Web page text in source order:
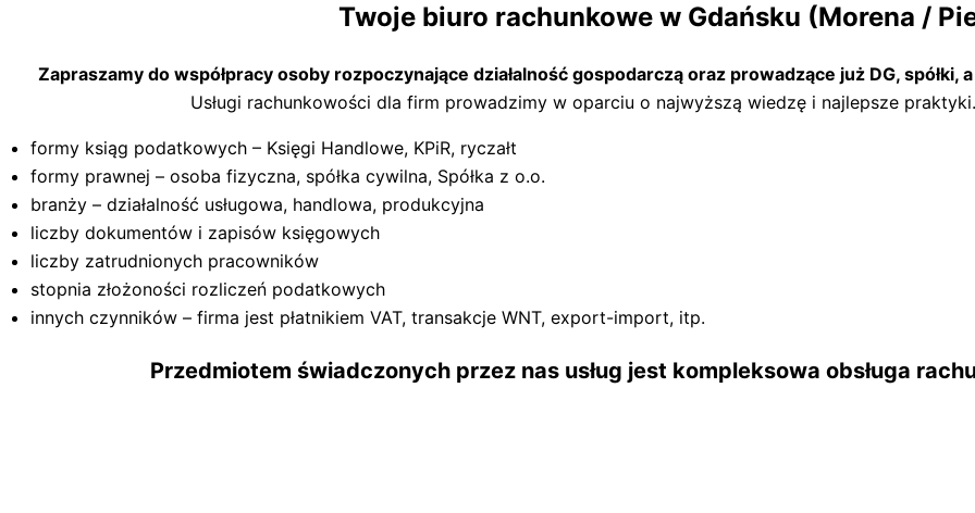
Twoje biuro rachunkowe w Gdańsku (Morena /
Zapraszamy do współpracy osoby rozpoczynające działalność gospodarczą oraz prowadzące już DG,
Usługi rachunkowości dla firm prowadzimy w oparciu o najwyższą wiedzę i najlepsze
formy ksiąg podatkowych – Księgi Handlowe, KPiR, ryczałt
formy prawnej – osoba fizyczna, spółka cywilna, Spółka z o.o.
branży – działalność usługowa, handlowa, produkcyjna
liczby dokumentów i zapisów księgowych
liczby zatrudnionych pracowników
stopnia złożoności rozliczeń podatkowych
innych czynników – firma jest płatnikiem VAT, transakcje WNT, export-import, itp.
Przedmiotem świadczonych przez nas usług jest kompleksowa obsługa